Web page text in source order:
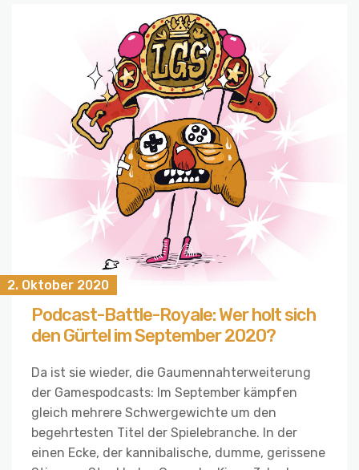
2. Oktober 2020
Podcast-Battle-Royale: Wer holt sich
den Gürtel im September 2020?
Da ist sie wieder, die Gaumennahterweiterung
der Gamespodcasts: Im September kämpfen
gleich mehrere Schwergewichte um den
begehrtesten Titel der Spielebranche. In der
einen Ecke, der kannibalische, dumme, gerissene